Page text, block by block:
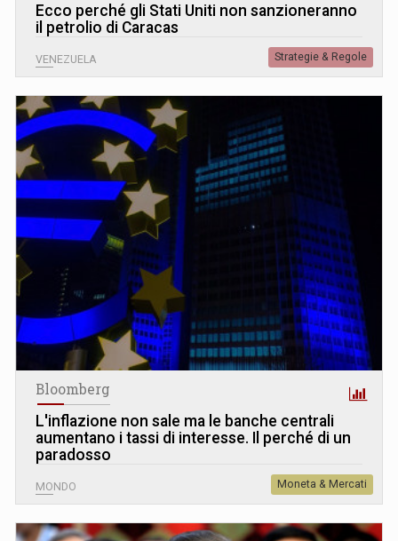
Ecco perché gli Stati Uniti non sanzioneranno
il petrolio di Caracas
VENEZUELA Strategie & Regole
Bloomberg
L'inflazione non sale ma le banche centrali
aumentano i tassi di interesse. Il perché di un
paradosso
MONDO Moneta & Mercati